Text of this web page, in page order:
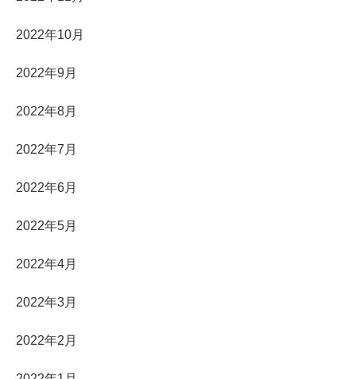
2022年10月
2022年9月
2022年8月
2022年7月
2022年6月
2022年5月
2022年4月
2022年3月
2022年2月